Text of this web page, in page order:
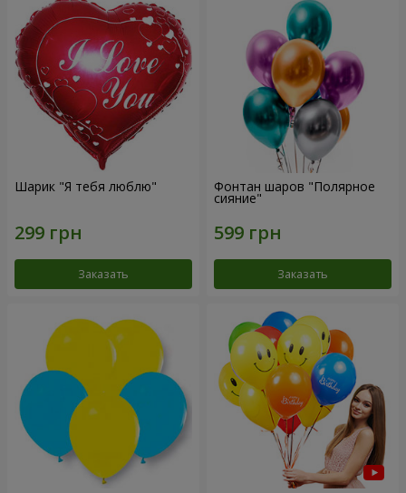
Шарик "Я тебя люблю"
Заказать
Фонтан шаров "Полярное
сияние"
Заказать